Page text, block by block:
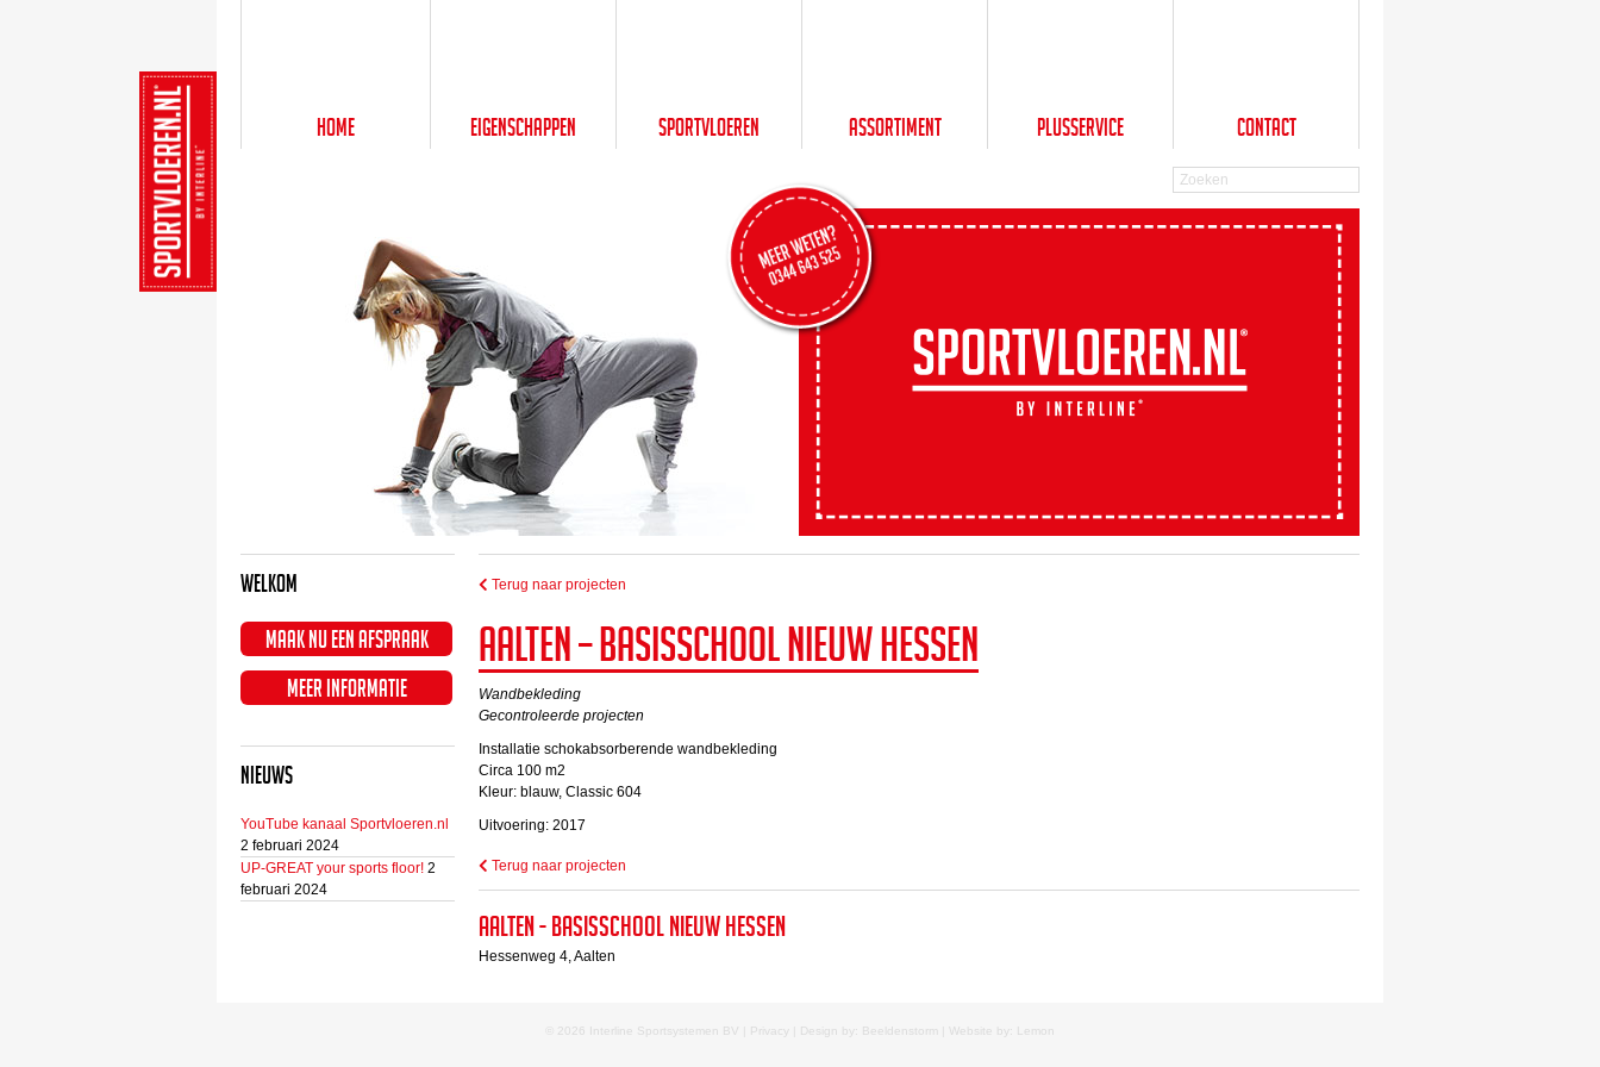
Home Eigenschappen Sportvloeren Assortiment PlusService Contact
Welkom
Maak nu een afspraak
Meer informatie
Nieuws
YouTube kanaal Sportvloeren.nl
2 februari 2024
UP-GREAT your sports floor! 2
februari 2024
Terug naar projecten
Aalten – Basisschool Nieuw Hessen
Wandbekleding
Gecontroleerde projecten
Installatie schokabsorberende wandbekleding
Circa 100 m2
Kleur: blauw, Classic 604
Uitvoering: 2017
Terug naar projecten
Aalten - Basisschool Nieuw Hessen
Hessenweg 4, Aalten
© 2026 Interline Sportsystemen BV | Privacy | Design by: Beeldenstorm | Website by: Lemon